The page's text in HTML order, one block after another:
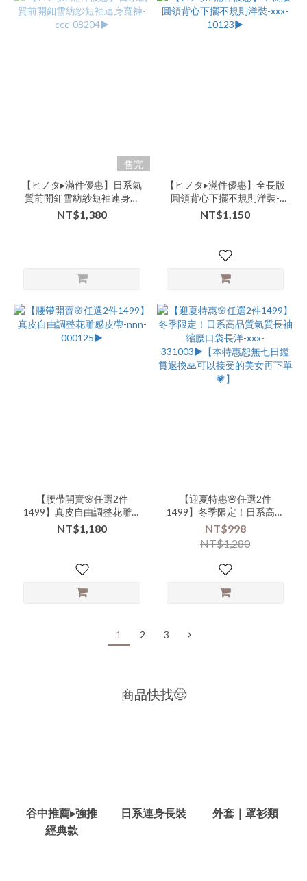
售完
【ヒノタ▸滿件優惠】日系氣
質前開釦雪紡紗短袖連身寬
褲-ccc-08204▶
NT$1,380
【ヒノタ▸滿件優惠】全長版
圓領背心下擺不規則洋裝-
xxx-10123▶
NT$1,150
【腰帶開賣🌸任選2件
1499】真皮自由調整花雕感
皮帶-nnn-000125▶
NT$1,180
【迎夏特惠🌸任選2件
1499】冬季限定！日系高品
質氣質長袖縮腰口袋長洋-
xxx-331003▶【本特惠恕無
七日鑑賞退換🙏可以接受的
美女再下單💗】
NT$998
NT$1,280
1 2 3
商品快找🤠
谷中推薦▸強推
經典款
日系連身長裝 外套｜罩衫類